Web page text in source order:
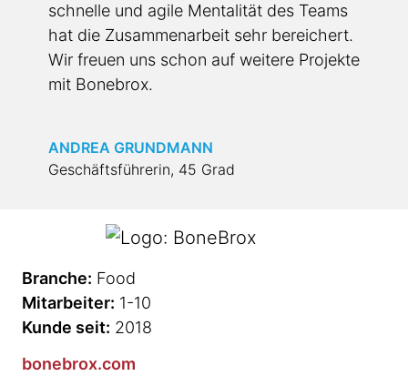
schnelle und agile Mentalität des Teams
hat die Zusam­me­n­a­rbeit sehr bereichert.
Wir freuen uns schon auf weitere Projekte
mit Bonebrox.
ANDREA GRUNDMANN
Geschäftsführerin, 45 Grad
Branche: Food
Mitarbeiter: 1-10
Kunde seit: 2018
bonebrox.com